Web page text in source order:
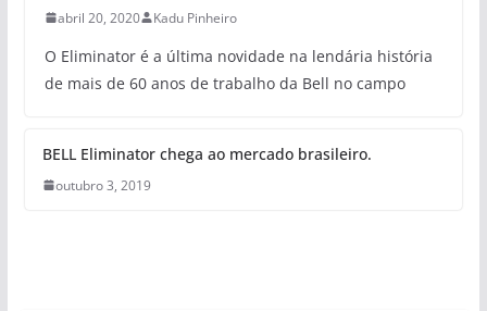
abril 20, 2020 Kadu Pinheiro
O Eliminator é a última novidade na lendária história
de mais de 60 anos de trabalho da Bell no campo
BELL Eliminator chega ao mercado brasileiro.
outubro 3, 2019